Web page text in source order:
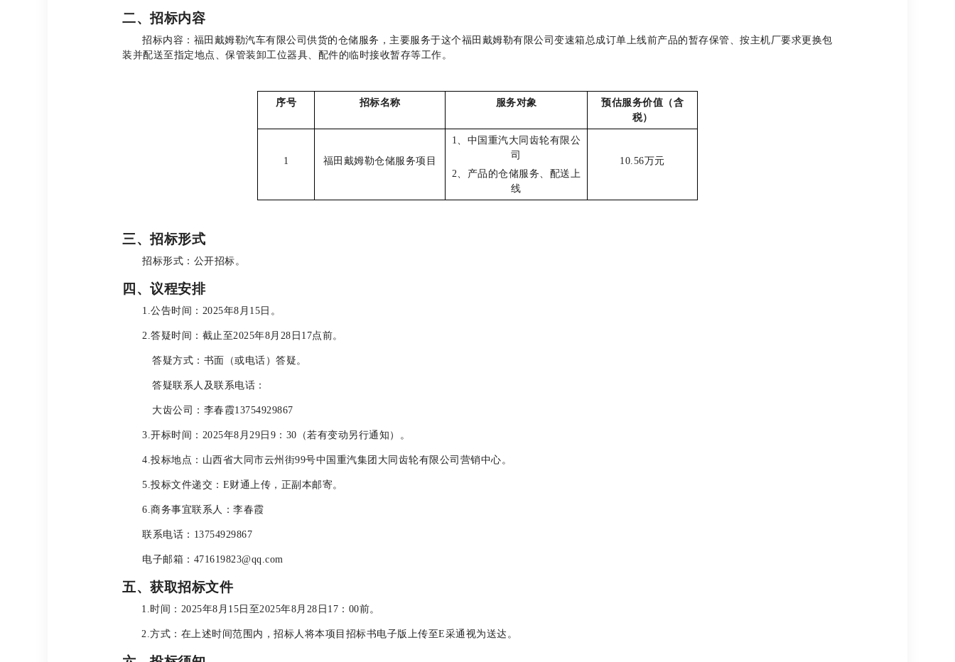
二、招标内容
招标内容：福田戴姆勒汽车有限公司供货的仓储服务，主要服务于这个福田戴姆勒有限公司变速箱总成订单上线前产品的暂存保管、按主机厂要求更换包
装并配送至指定地点、保管装卸工位器具、配件的临时接收暂存等工作。
序号 招标名称 服务对象
预估服务价值（含
税）
1 福田戴姆勒仓储服务项目
1、中国重汽大同齿轮有限公
司
2、产品的仓储服务、配送上
线
10.56万元
三、招标形式
招标形式：公开招标。
四、议程安排
1.公告时间：2025年8月15日。
2.答疑时间：截止至2025年8月28日17点前。
答疑方式：书面（或电话）答疑。
答疑联系人及联系电话：
大齿公司：李春霞13754929867
3.开标时间：2025年8月29日9：30（若有变动另行通知）。
4.投标地点：山西省大同市云州街99号中国重汽集团大同齿轮有限公司营销中心。
5.投标文件递交：E财通上传，正副本邮寄。
6.商务事宜联系人：李春霞
联系电话：13754929867
电子邮箱：471619823@qq.com
五、获取招标文件
1.时间：2025年8月15日至2025年8月28日17：00前。
2.方式：在上述时间范围内，招标人将本项目招标书电子版上传至E采通视为送达。